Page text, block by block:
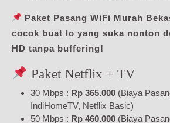
Paket Pasang WiFi Murah
cocok buat lo yang suka nonton
HD tanpa buffering!
Paket Netflix + TV
30 Mbps : Rp 365.000 (Biaya
IndiHomeTV, Netflix Basic)
50 Mbps : Rp 460.000 (Biaya